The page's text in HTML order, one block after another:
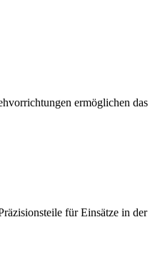
ermöglichen
für Einsätze in